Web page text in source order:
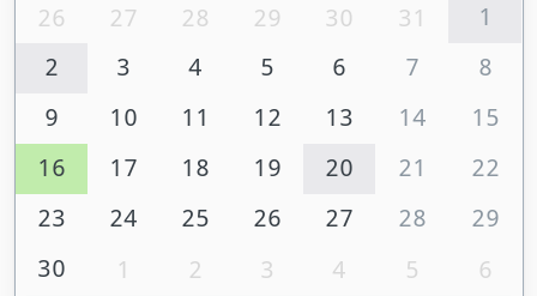
26 27 28 29 30 31
1
2
3 4 5 6 7
8
9
10 11 12 13 14
15
16
17 18 19 20 21
22
23
24 25 26 27 28
29
30
1 2 3 4 5 6